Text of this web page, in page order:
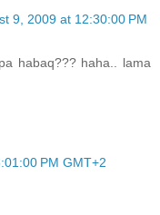
9, 2009 at 12:30:00 PM
habaq??? haha.. lama
PM GMT+2